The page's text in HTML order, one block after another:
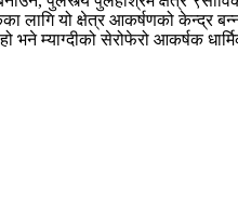
लागि यो क्षेत्र आकर्षणको केन्द्र
हो भने म्याग्दीको सेरोफेरो आकर्षक